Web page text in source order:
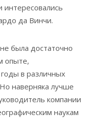
интересовались
да Винчи.
была достаточно
опыте,
в различных
наверняка лучше
компании
наукам